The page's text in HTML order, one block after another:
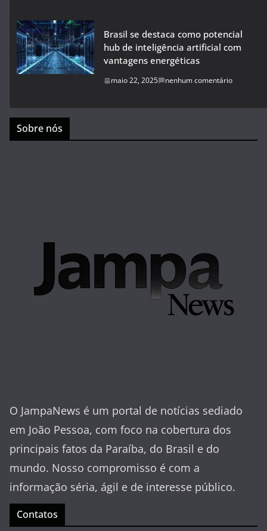
Brasil se destaca como potencial
hub de inteligência artificial com
vantagens energéticas
maio 22, 2025 nenhum comentário
Sobre nós
O JampaNews é um portal de notícias sediado
em João Pessoa, com foco na cobertura dos
principais fatos da Paraíba, do Brasil e do
mundo. Nosso compromisso é com a
informação séria, ágil e de interesse público.
Contatos